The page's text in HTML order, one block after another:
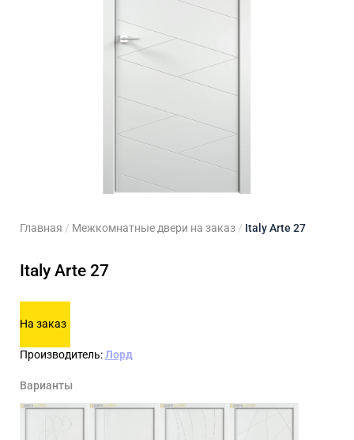
Для кухни
Главная / Межкомнатные двери на заказ / Italy Arte 27
Italy Arte 27
На заказ
Производитель:Лорд
Варианты